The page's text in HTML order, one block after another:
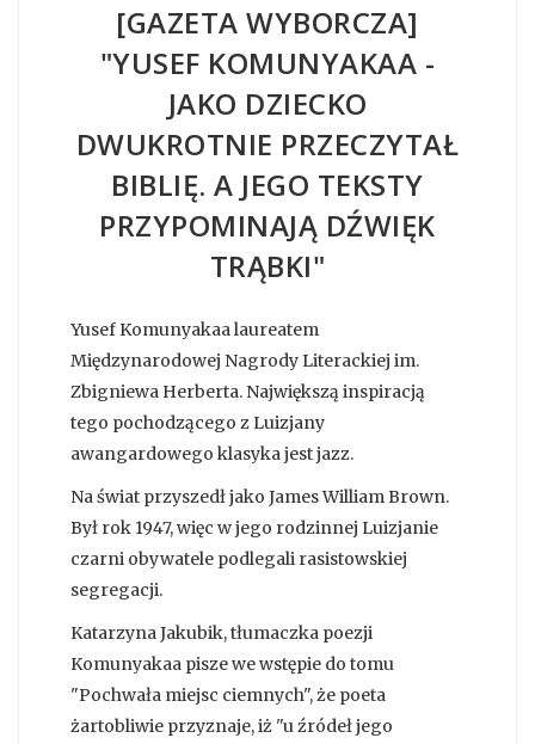
[GAZETA WYBORCZA]
"YUSEF KOMUNYAKAA -
JAKO DZIECKO
DWUKROTNIE PRZECZYTAŁ
BIBLIĘ. A JEGO TEKSTY
PRZYPOMINAJĄ DŹWIĘK
TRĄBKI"
Yusef Komunyakaa laureatem
Międzynarodowej Nagrody Literackiej im.
Zbigniewa Herberta. Największą inspiracją
tego pochodzącego z Luizjany
awangardowego klasyka jest jazz.
Na świat przyszedł jako James William Brown.
Był rok 1947, więc w jego rodzinnej Luizjanie
czarni obywatele podlegali rasistowskiej
segregacji.
Katarzyna Jakubik, tłumaczka poezji
Komunyakaa pisze we wstępie do tomu
"Pochwała miejsc ciemnych", że poeta
żartobliwie przyznaje, iż "u źródeł jego